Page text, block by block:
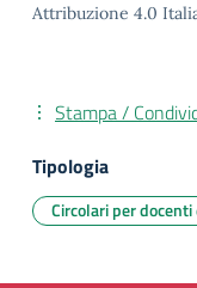
Attribuzione 4.0
Stampa /
Tipologia
Circolari per docenti